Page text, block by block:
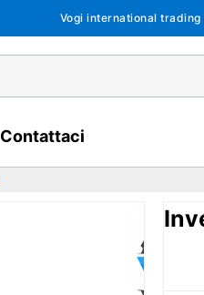
Vogi international trading
Contattaci